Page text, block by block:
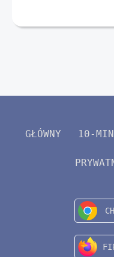
GŁÓWNY 10-